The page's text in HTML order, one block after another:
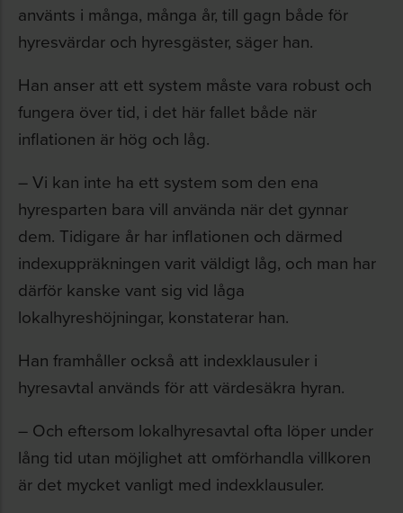
använts i många, många år, till gagn både för
hyresvärdar och hyresgäster, säger han.
Han anser att ett system måste vara robust och
fungera över tid, i det här fallet både när
inflationen är hög och låg.
– Vi kan inte ha ett system som den ena
hyresparten bara vill använda när det gynnar
dem. Tidigare år har inflationen och därmed
indexuppräkningen varit väldigt låg, och man har
därför kanske vant sig vid låga
lokalhyreshöjningar, konstaterar han.
Han framhåller också att indexklausuler i
hyresavtal används för att värdesäkra hyran.
– Och eftersom lokalhyresavtal ofta löper under
lång tid utan möjlighet att omförhandla villkoren
är det mycket vanligt med indexklausuler.